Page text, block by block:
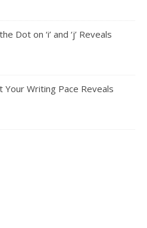
Dot on ‘i’ and ‘j’ Reveals
Your Writing Pace Reveals